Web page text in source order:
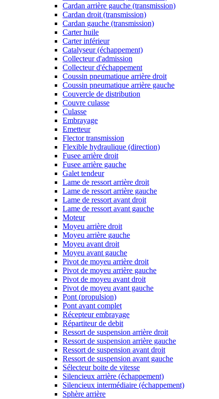
Cardan arrière gauche (transmission)
Cardan droit (transmission)
Cardan gauche (transmission)
Carter huile
Carter inférieur
Catalyseur (échappement)
Collecteur d'admission
Collecteur d'échappement
Coussin pneumatique arrière droit
Coussin pneumatique arrière gauche
Couvercle de distribution
Couvre culasse
Culasse
Embrayage
Emetteur
Flector transmission
Flexible hydraulique (direction)
Fusee arrière droit
Fusee arrière gauche
Galet tendeur
Lame de ressort arrière droit
Lame de ressort arrière gauche
Lame de ressort avant droit
Lame de ressort avant gauche
Moteur
Moyeu arrière droit
Moyeu arrière gauche
Moyeu avant droit
Moyeu avant gauche
Pivot de moyeu arrière droit
Pivot de moyeu arrière gauche
Pivot de moyeu avant droit
Pivot de moyeu avant gauche
Pont (propulsion)
Pont avant complet
Récepteur embrayage
Répartiteur de debit
Ressort de suspension arrière droit
Ressort de suspension arrière gauche
Ressort de suspension avant droit
Ressort de suspension avant gauche
Sélecteur boite de vitesse
Silencieux arrière (échappement)
Silencieux intermédiaire (échappement)
Sphère arrière